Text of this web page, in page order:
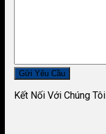
Kết Nối Với Chúng Tôi